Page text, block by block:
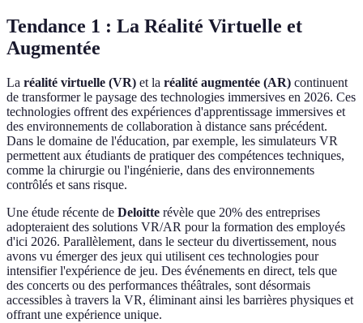
Tendance 1 : La Réalité Virtuelle et
Augmentée
La réalité virtuelle (VR) et la réalité augmentée (AR) continuent
de transformer le paysage des technologies immersives en 2026. Ces
technologies offrent des expériences d'apprentissage immersives et
des environnements de collaboration à distance sans précédent.
Dans le domaine de l'éducation, par exemple, les simulateurs VR
permettent aux étudiants de pratiquer des compétences techniques,
comme la chirurgie ou l'ingénierie, dans des environnements
contrôlés et sans risque.
Une étude récente de Deloitte révèle que 20% des entreprises
adopteraient des solutions VR/AR pour la formation des employés
d'ici 2026. Parallèlement, dans le secteur du divertissement, nous
avons vu émerger des jeux qui utilisent ces technologies pour
intensifier l'expérience de jeu. Des événements en direct, tels que
des concerts ou des performances théâtrales, sont désormais
accessibles à travers la VR, éliminant ainsi les barrières physiques et
offrant une expérience unique.